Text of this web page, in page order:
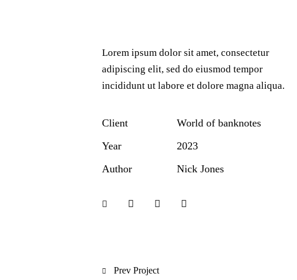
Lorem ipsum dolor sit amet, consectetur
adipiscing elit, sed do eiusmod tempor
incididunt ut labore et dolore magna aliqua.
Client
World of banknotes
Year
2023
Author
Nick Jones
Prev Project